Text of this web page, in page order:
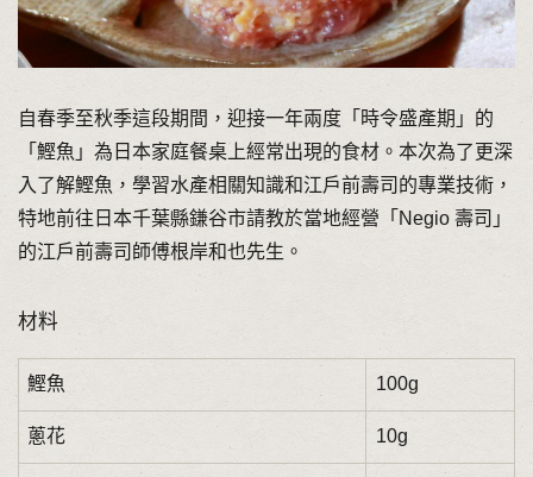
自春季至秋季這段期間，迎接一年兩度「時令盛產期」的
「鰹魚」為日本家庭餐桌上經常出現的食材。本次為了更深
入了解鰹魚，學習水產相關知識和江戶前壽司的專業技術，
特地前往日本千葉縣鎌谷市請教於當地經營「Negio 壽司」
的江戶前壽司師傅根岸和也先生。
材料
鰹魚 100g
蔥花 10g